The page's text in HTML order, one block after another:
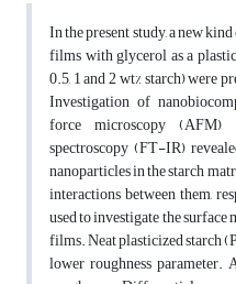
In the present study, a new
films with glycerol as a
0.5, 1 and 2 wt% starch) were
Investigation of
force microscopy (AFM)
spectroscopy (FT-IR)
nanoparticles in the starch
interactions between them,
used to investigate the
films. Neat plasticized starch
lower roughness parameter.